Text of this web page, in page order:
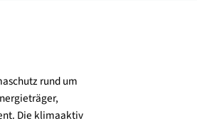
Wie“ zum Klimaschutz rund um